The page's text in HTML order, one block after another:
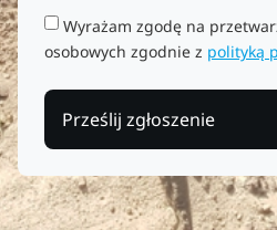
Wyrażam zgodę na
osobowych zgodnie z polityką
Prześlij zgłoszenie